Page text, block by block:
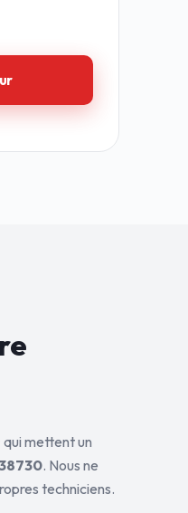
qui mettent un
. Nous ne
techniciens.